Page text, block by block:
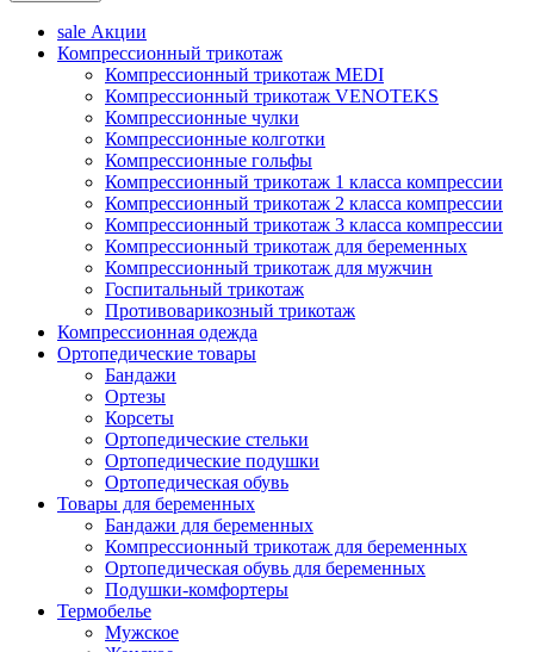
sale Акции
Компрессионный трикотаж
Компрессионный трикотаж MEDI
Компрессионный трикотаж VENOTEKS
Компрессионные чулки
Компрессионные колготки
Компрессионные гольфы
Компрессионный трикотаж 1 класса компрессии
Компрессионный трикотаж 2 класса компрессии
Компрессионный трикотаж 3 класса компрессии
Компрессионный трикотаж для беременных
Компрессионный трикотаж для мужчин
Госпитальный трикотаж
Противоварикозный трикотаж
Компрессионная одежда
Ортопедические товары
Бандажи
Ортезы
Корсеты
Ортопедические стельки
Ортопедические подушки
Ортопедическая обувь
Товары для беременных
Бандажи для беременных
Компрессионный трикотаж для беременных
Ортопедическая обувь для беременных
Подушки-комфортеры
Термобелье
Мужское